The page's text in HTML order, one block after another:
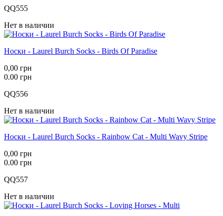
QQ555
Нет в наличии
Носки - Laurel Burch Socks - Birds Of Paradise
0,00 грн
0.00 грн
QQ556
Нет в наличии
Носки - Laurel Burch Socks - Rainbow Cat - Multi Wavy Stripe
0,00 грн
0.00 грн
QQ557
Нет в наличии